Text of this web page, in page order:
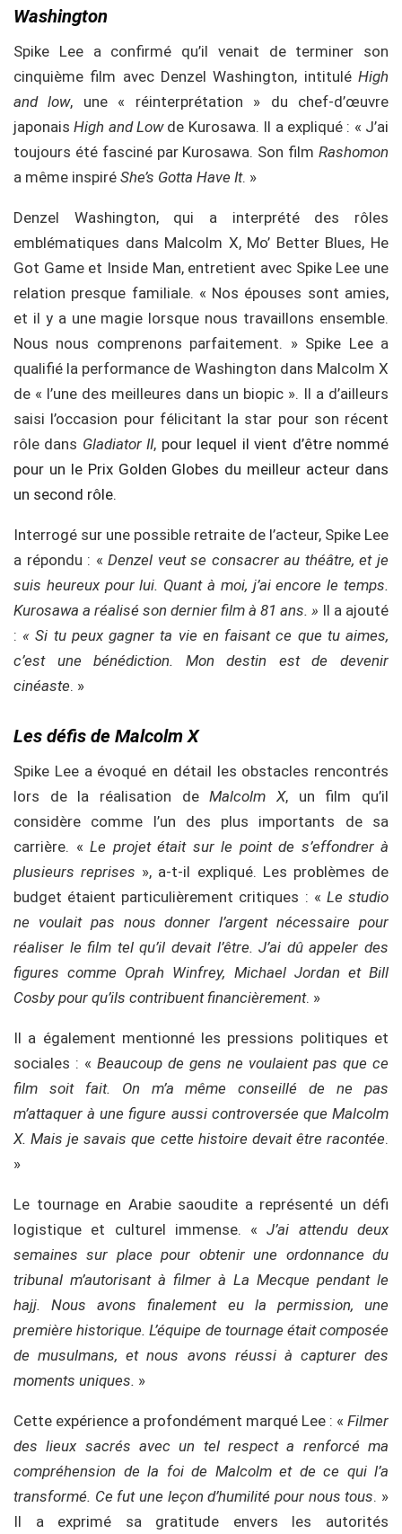
Washington
Spike Lee a confirmé qu’il venait de terminer son
cinquième film avec Denzel Washington, intitulé High
and low, une « réinterprétation » du chef-d’œuvre
japonaisHigh and Lowde Kurosawa. Il a expliqué : « J’ai
toujours été fasciné par Kurosawa. Son film Rashomon
a même inspiré She’s Gotta Have It. »
Denzel Washington, qui a interprété des rôles
emblématiques dans Malcolm X, Mo’ Better Blues, He
Got Game et Inside Man, entretient avec Spike Lee une
relation presque familiale. « Nos épouses sont amies,
et il y a une magie lorsque nous travaillons ensemble.
Nous nous comprenons parfaitement. » Spike Lee a
qualifié la performance de Washington dans Malcolm X
de « l’une des meilleures dans un biopic ». Il a d’ailleurs
saisi l’occasion pour félicitant la star pour son récent
rôle dans Gladiator II, pour lequel il vient d’être nommé
pour un le Prix Golden Globes du meilleur acteur dans
un second rôle.
Interrogé sur une possible retraite de l’acteur, Spike Lee
a répondu : «Denzel veut se consacrer au théâtre, et je
suis heureux pour lui. Quant à moi, j’ai encore le temps.
Kurosawa a réalisé son dernier film à 81 ans. » Il a ajouté
: « Si tu peux gagner ta vie en faisant ce que tu aimes,
c’est une bénédiction. Mon destin est de devenir
cinéaste. »
Les défis de Malcolm X
Spike Lee a évoqué en détail les obstacles rencontrés
lors de la réalisation deMalcolm X, un film qu’il
considère comme l’un des plus importants de sa
carrière. « Le projet était sur le point de s’effondrer à
plusieurs reprises », a-t-il expliqué. Les problèmes de
budget étaient particulièrement critiques : « Le studio
ne voulait pas nous donner l’argent nécessaire pour
réaliser le film tel qu’il devait l’être. J’ai dû appeler des
figures comme Oprah Winfrey, Michael Jordan et Bill
Cosby pour qu’ils contribuent financièrement. »
Il a également mentionné les pressions politiques et
sociales : « Beaucoup de gens ne voulaient pas que ce
film soit fait. On m’a même conseillé de ne pas
m’attaquer à une figure aussi controversée que Malcolm
X. Mais je savais que cette histoire devait être racontée.
»
Le tournage en Arabie saoudite a représenté un défi
logistique et culturel immense. «J’ai attendu deux
semaines sur place pour obtenir une ordonnance du
tribunal m’autorisant à filmer à La Mecque pendant le
hajj. Nous avons finalement eu la permission, une
première historique. L’équipe de tournage était composée
de musulmans, et nous avons réussi à capturer des
moments uniques. »
Cette expérience a profondément marqué Lee : « Filmer
des lieux sacrés avec un tel respect a renforcé ma
compréhension de la foi de Malcolm et de ce qui l’a
transformé. Ce fut une leçon d’humilité pour nous tous. »
Il a exprimé sa gratitude envers les autorités